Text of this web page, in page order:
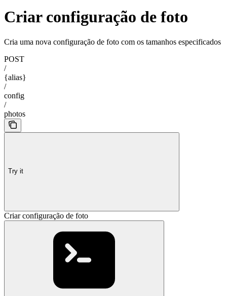
Criar configuração de foto
Cria uma nova configuração de foto com os tamanhos especificados
POST
/
{alias}
/
config
/
photos
Try it
Criar configuração de foto